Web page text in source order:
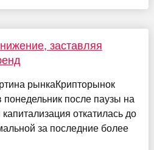
заставляя
рынкаКрипторынок
после паузы на
откатилась до
за последние более